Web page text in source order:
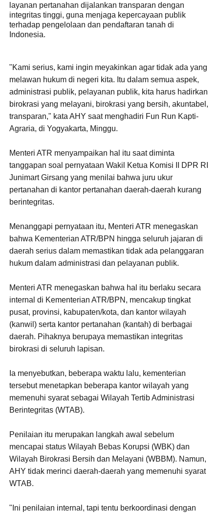
layanan pertanahan dijalankan transparan dengan
integritas tinggi, guna menjaga kepercayaan publik
terhadap pengelolaan dan pendaftaran tanah di
Indonesia.
"Kami serius, kami ingin meyakinkan agar tidak ada yang
melawan hukum di negeri kita. Itu dalam semua aspek,
administrasi publik, pelayanan publik, kita harus hadirkan
birokrasi yang melayani, birokrasi yang bersih, akuntabel,
transparan," kata AHY saat menghadiri Fun Run Kapti-
Agraria, di Yogyakarta, Minggu.
Menteri ATR menyampaikan hal itu saat diminta
tanggapan soal pernyataan Wakil Ketua Komisi II DPR RI
Junimart Girsang yang menilai bahwa juru ukur
pertanahan di kantor pertanahan daerah-daerah kurang
berintegritas.
Menanggapi pernyataan itu, Menteri ATR menegaskan
bahwa Kementerian ATR/BPN hingga seluruh jajaran di
daerah serius dalam memastikan tidak ada pelanggaran
hukum dalam administrasi dan pelayanan publik.
Menteri ATR menegaskan bahwa hal itu berlaku secara
internal di Kementerian ATR/BPN, mencakup tingkat
pusat, provinsi, kabupaten/kota, dan kantor wilayah
(kanwil) serta kantor pertanahan (kantah) di berbagai
daerah. Pihaknya berupaya memastikan integritas
birokrasi di seluruh lapisan.
Ia menyebutkan, beberapa waktu lalu, kementerian
tersebut menetapkan beberapa kantor wilayah yang
memenuhi syarat sebagai Wilayah Tertib Administrasi
Berintegritas (WTAB).
Penilaian itu merupakan langkah awal sebelum
mencapai status Wilayah Bebas Korupsi (WBK) dan
Wilayah Birokrasi Bersih dan Melayani (WBBM). Namun,
AHY tidak merinci daerah-daerah yang memenuhi syarat
WTAB.
"Ini penilaian internal, tapi tentu berkoordinasi dengan